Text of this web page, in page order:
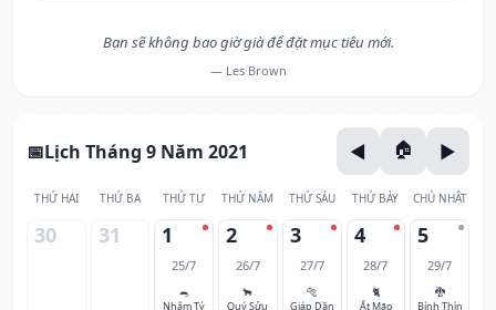
Bạn sẽ không bao giờ già để đặt mục tiêu mới.
— Les Brown
Lịch Tháng 9 Năm 2021
THỨ HAI THỨ BA THỨ TƯ THỨ NĂM THỨ SÁU THỨ BẢY CHỦ NHẬT
30 31 1
25/7
🐀
Nhâm Tý
2
26/7
🐂
Quý Sửu
3
27/7
🐅
Giáp Dần
4
28/7
🐈
Ất Mão
5
29/7
🐉
Bính Thìn